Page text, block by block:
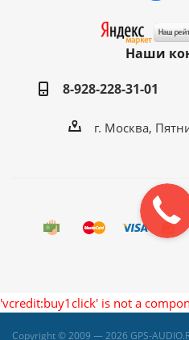
Наши
8-928-228-31-01
г. Москва,
'vcredit:buy1click' is not a
Copyright © 2009 — 2026 GPS-